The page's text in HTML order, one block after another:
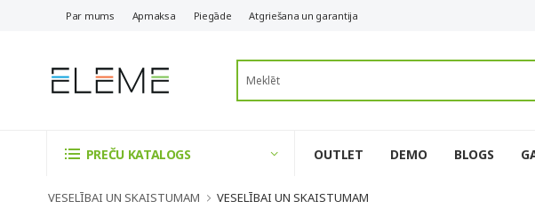
Par mums Apmaksa Piegāde Atgriešana un garantija
PREČU KATALOGS OUTLET DEMO BLOGS
VESELĪBAI UN SKAISTUMAM VESELĪBAI UN SKAISTUMAM